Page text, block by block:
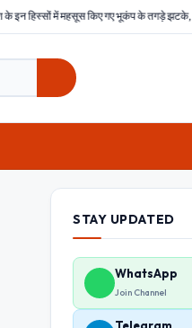
के तगड़े झटके, दहशत में घरों से बाहर निकले लोग
STAY UPDATED
WhatsApp
Join Channel
Telegram